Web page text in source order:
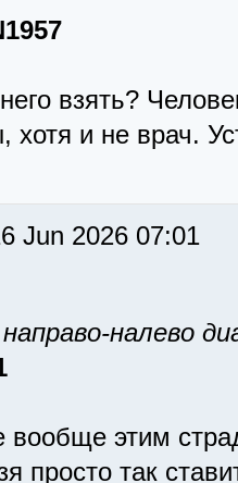
взять?
хотя и не врач.
Jun 2026 07:01
налево
вообще этим
просто так